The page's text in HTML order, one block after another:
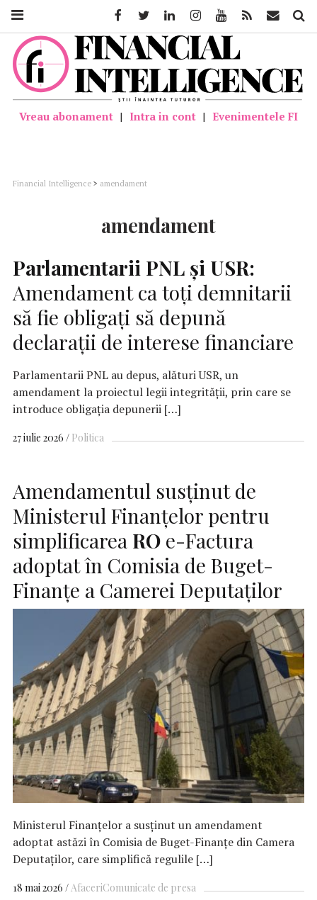
Vreau abonament | Intra in cont | Evenimentele FI
Financial Intelligence > amendament
amendament
Parlamentarii PNL şi USR:
Amendament ca toţi demnitarii
să fie obligaţi să depună
declaraţii de interese financiare
Parlamentarii PNL au depus, alături USR, un
amendament la proiectul legii integrităţii, prin care se
introduce obligaţia depunerii […]
27 iulie 2026 Politica
Amendamentul susținut de
Ministerul Finanțelor pentru
simplificarea RO e-Factura
adoptat în Comisia de Buget-
Finanțe a Camerei Deputaților
Ministerul Finanțelor a susținut un amendament
adoptat astăzi în Comisia de Buget-Finanțe din Camera
Deputaților, care simplifică regulile […]
18 mai 2026 AfaceriComunicate de presa
FacebookTwitter LinkedinInstagramYoutube Feed Mail